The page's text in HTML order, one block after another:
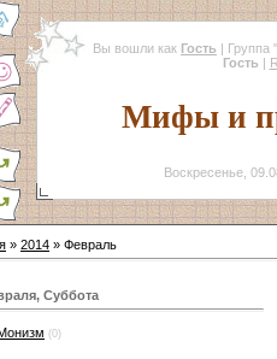
Вы вошли как Гость | Группа "
Гость |
Мифы и
Воскресенье,
» 2014 » Февраль
Суббота
(0)